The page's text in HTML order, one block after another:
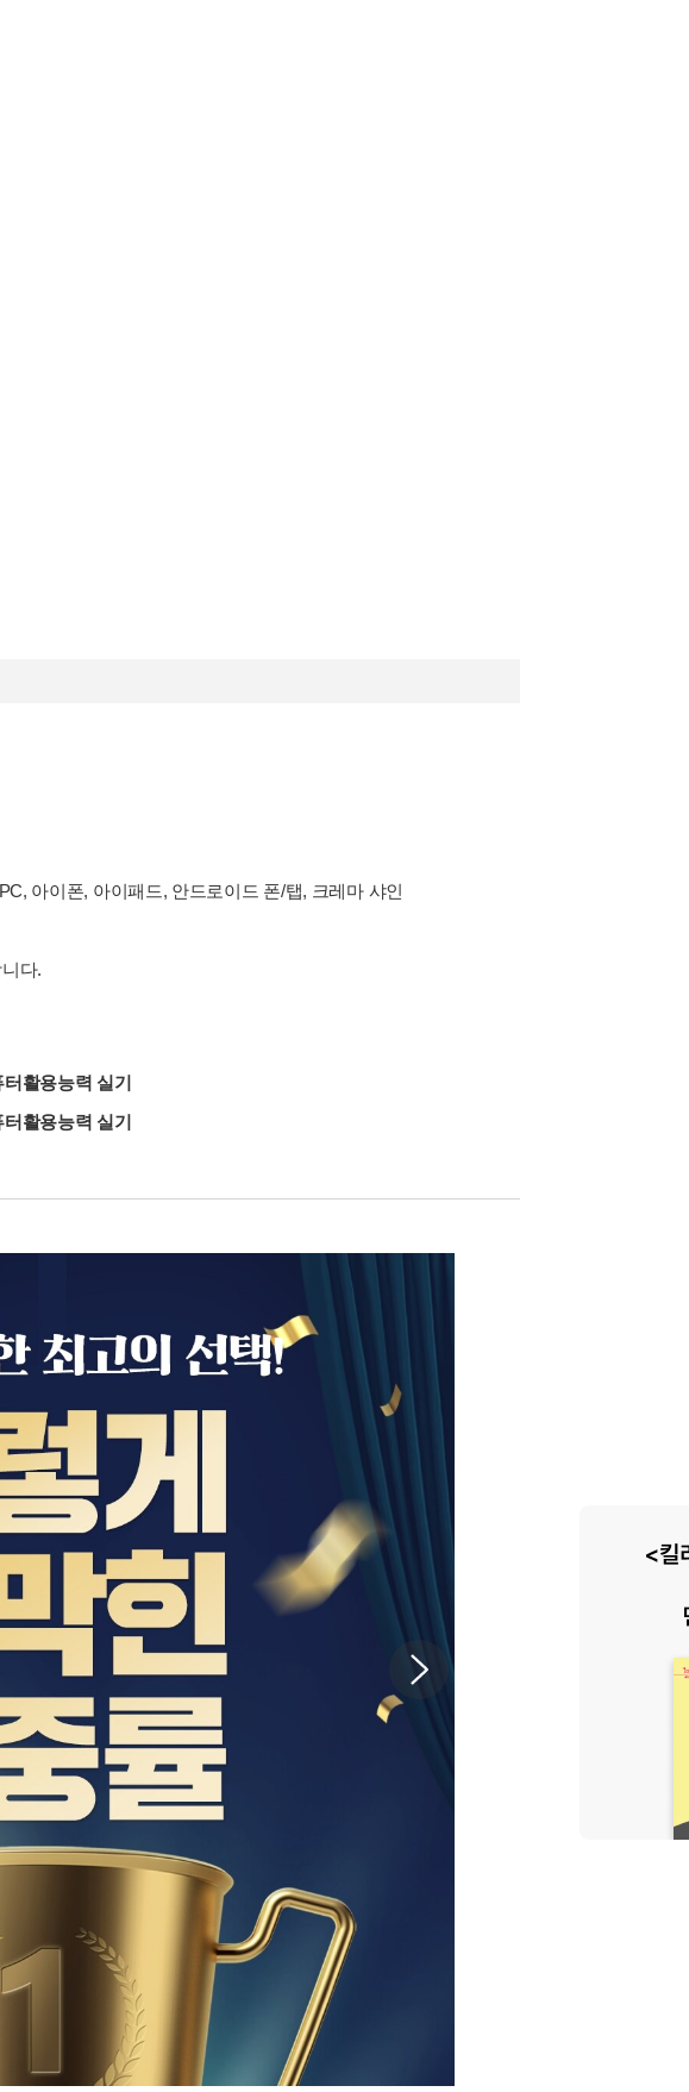
아이폰, 아이패드, 안드로이드 폰/탭, 크레마 샤인
다.
터활용능력 실기
터활용능력 실기